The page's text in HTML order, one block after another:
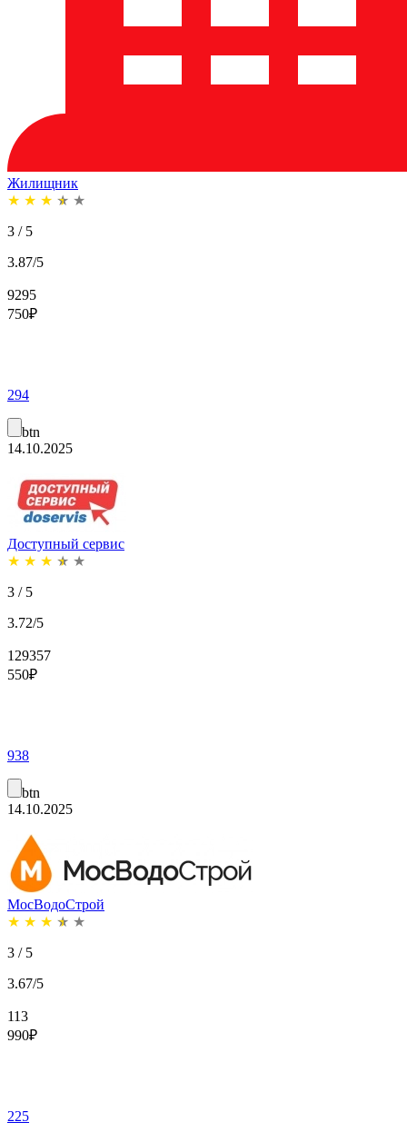
Жилищник
★ ★ ★ ★ ★
3 / 5
3.87/5
9295
750₽
294
btn
14.10.2025
Доступный сервис
★ ★ ★ ★ ★
3 / 5
3.72/5
129357
550₽
938
btn
14.10.2025
МосВодоСтрой
★ ★ ★ ★ ★
3 / 5
3.67/5
113
990₽
225